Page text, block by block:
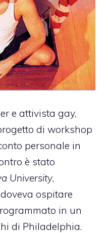
e attivista gay,
di workshop
personale in
è stato
University,
ospitare
in un
di Philadelphia.